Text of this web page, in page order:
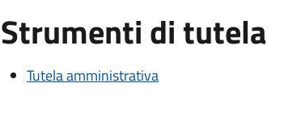
Strumenti di tutela
Tutela amministrativa